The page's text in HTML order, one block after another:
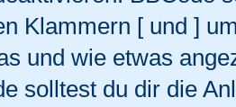
Klammern [ und ]
und wie etwas
solltest du dir die